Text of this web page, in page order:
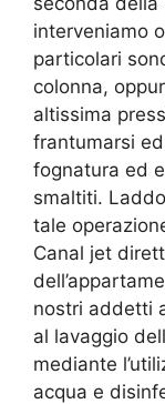
interveniamo
particolari
colonna,
altissima
frantumarsi
fognatura ed
smaltiti.
tale
Canal jet
nostri addetti
al lavaggio
mediante
acqua e